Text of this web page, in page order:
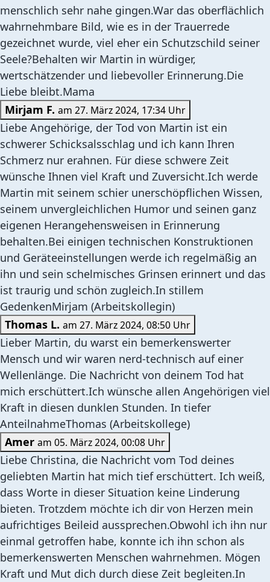
menschlich sehr nahe gingen.War das oberflächlich
wahrnehmbare Bild, wie es in der Trauerrede
gezeichnet wurde, viel eher ein Schutzschild seiner
Seele?Behalten wir Martin in würdiger,
wertschätzender und liebevoller Erinnerung.Die
Liebe bleibt.Mama
Mirjam F.
am 27. März 2024, 17:34 Uhr
Liebe Angehörige, der Tod von Martin ist ein
schwerer Schicksalsschlag und ich kann Ihren
Schmerz nur erahnen. Für diese schwere Zeit
wünsche Ihnen viel Kraft und Zuversicht.Ich werde
Martin mit seinem schier unerschöpflichen Wissen,
seinem unvergleichlichen Humor und seinen ganz
eigenen Herangehensweisen in Erinnerung
behalten.Bei einigen technischen Konstruktionen
und Geräteeinstellungen werde ich regelmäßig an
ihn und sein schelmisches Grinsen erinnert und das
ist traurig und schön zugleich.In stillem
GedenkenMirjam (Arbeitskollegin)
Thomas L.
am 27. März 2024, 08:50 Uhr
Lieber Martin, du warst ein bemerkenswerter
Mensch und wir waren nerd-technisch auf einer
Wellenlänge. Die Nachricht von deinem Tod hat
mich erschüttert.Ich wünsche allen Angehörigen viel
Kraft in diesen dunklen Stunden. In tiefer
AnteilnahmeThomas (Arbeitskollege)
Amer
am 05. März 2024, 00:08 Uhr
Liebe Christina, die Nachricht vom Tod deines
geliebten Martin hat mich tief erschüttert. Ich weiß,
dass Worte in dieser Situation keine Linderung
bieten. Trotzdem möchte ich dir von Herzen mein
aufrichtiges Beileid aussprechen.Obwohl ich ihn nur
einmal getroffen habe, konnte ich ihn schon als
bemerkenswerten Menschen wahrnehmen. Mögen
Kraft und Mut dich durch diese Zeit begleiten.In